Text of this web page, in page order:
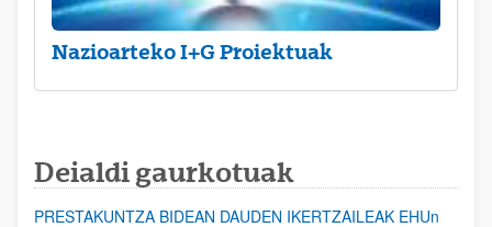
Nazioarteko I+G Proiektuak
Deialdi gaurkotuak
PRESTAKUNTZA BIDEAN DAUDEN IKERTZAILEAK EHUn